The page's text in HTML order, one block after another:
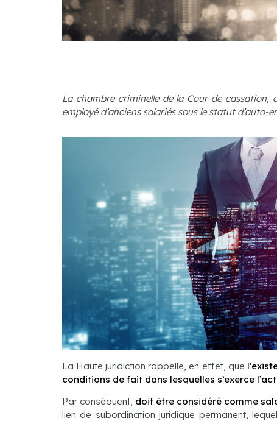
La chambre criminelle de la Cour de cassation,
employé d’anciens salariés sous le statut d’auto-
La Haute juridiction rappelle, en effet, que
conditions de fait dans lesquelles s’exerce
Par conséquent, doit être considéré comme
lien de subordination juridique permanent,